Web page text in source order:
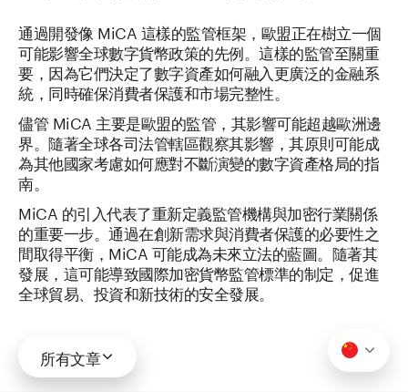
通過開發像 MiCA 這樣的監管框架，歐盟正在樹立一個
可能影響全球數字貨幣政策的先例。這樣的監管至關重
要，因為它們決定了數字資產如何融入更廣泛的金融系
統，同時確保消費者保護和市場完整性。
儘管 MiCA 主要是歐盟的監管，其影響可能超越歐洲邊
界。隨著全球各司法管轄區觀察其影響，其原則可能成
為其他國家考慮如何應對不斷演變的數字資產格局的指
南。
MiCA 的引入代表了重新定義監管機構與加密行業關係
的重要一步。通過在創新需求與消費者保護的必要性之
間取得平衡，MiCA 可能成為未來立法的藍圖。隨著其
發展，這可能導致國際加密貨幣監管標準的制定，促進
全球貿易、投資和新技術的安全發展。
所有文章